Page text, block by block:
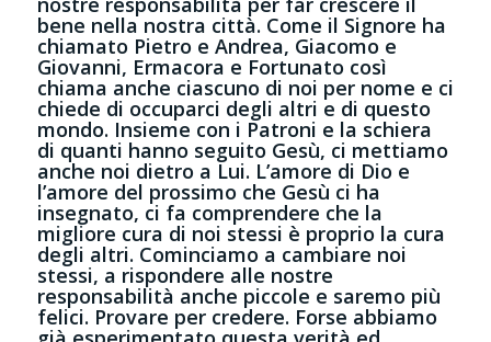
bene nella nostra città. Come il Signore ha
chiamato Pietro e Andrea, Giacomo e
Giovanni, Ermacora e Fortunato così
chiama anche ciascuno di noi per nome e ci
chiede di occuparci degli altri e di questo
mondo. Insieme con i Patroni e la schiera
di quanti hanno seguito Gesù, ci mettiamo
anche noi dietro a Lui. L’amore di Dio e
l’amore del prossimo che Gesù ci ha
insegnato, ci fa comprendere che la
migliore cura di noi stessi è proprio la cura
degli altri. Cominciamo a cambiare noi
stessi, a rispondere alle nostre
responsabilità anche piccole e saremo più
felici. Provare per credere. Forse abbiamo